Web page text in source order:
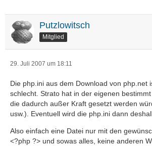
Putzlowitsch
Mitglied
29. Juli 2007 um 18:11
Die php.ini aus dem Download von php.net
schlecht. Strato hat in der eigenen
die dadurch außer Kraft gesetzt werden
usw.). Eventuell wird die php.ini dann
Also einfach eine Datei nur mit den
<?php ?> und sowas alles, keine anderen